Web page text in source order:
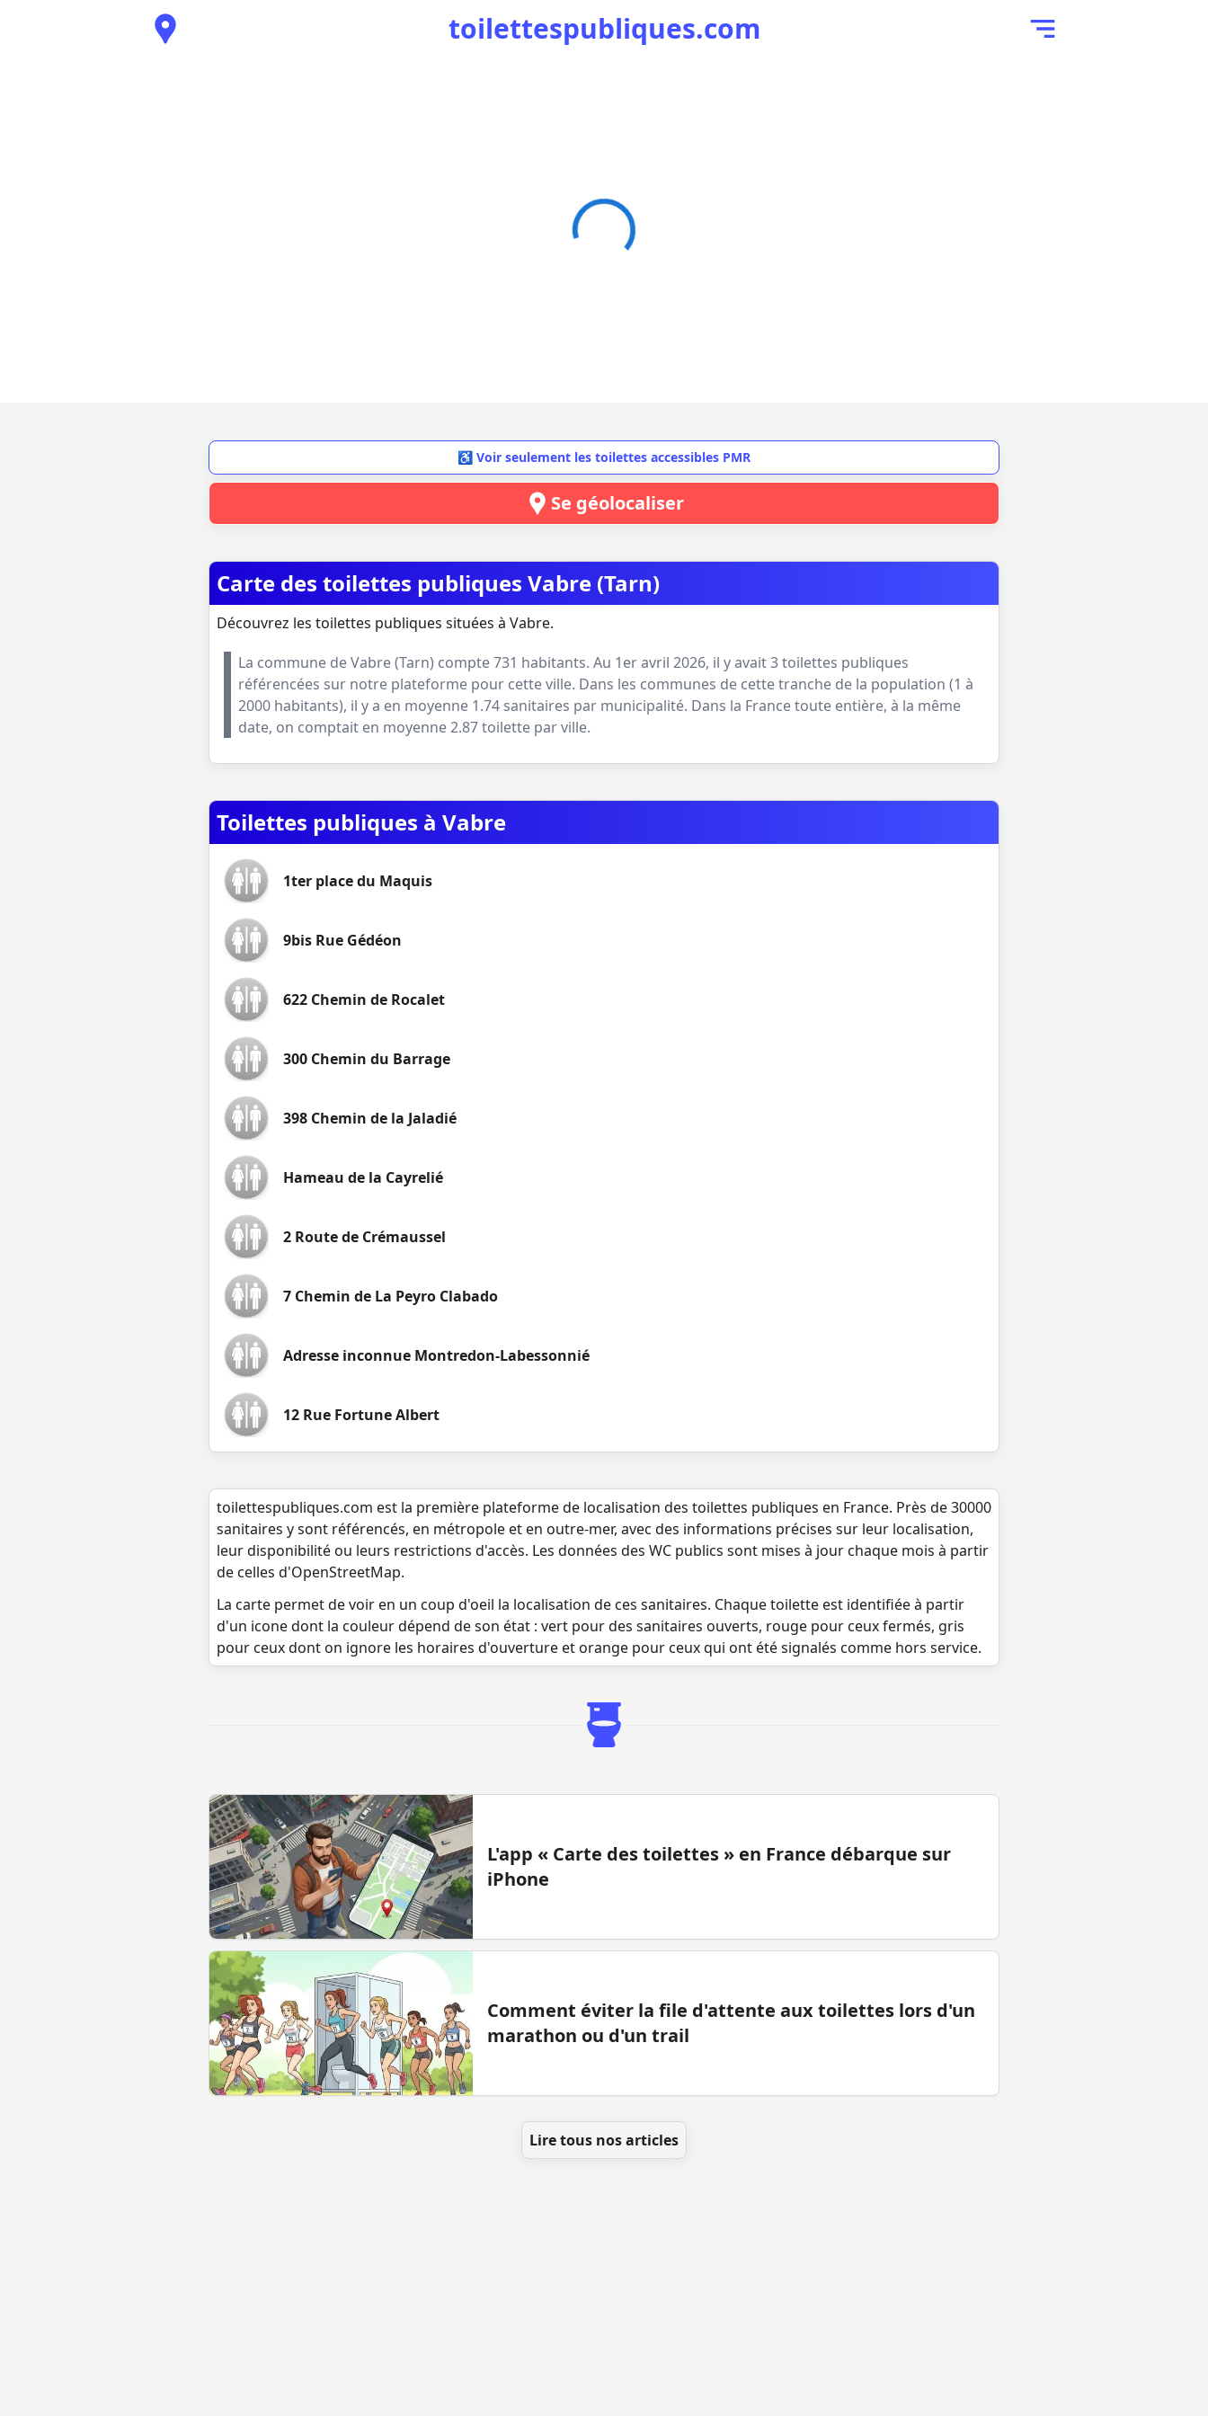
toilettespubliques.com
♿ Voir seulement les toilettes accessibles PMR
Se géolocaliser
Carte des toilettes publiques Vabre (Tarn)
Découvrez les toilettes publiques situées à Vabre.
La commune deVabre(Tarn) compte731 habitants. Au 1er avril 2026, il y avait3toilettes publiques
référencées sur notre plateforme pour cette ville. Dans les communes de cette tranche de la population (1 à
2000 habitants), il y a en moyenne 1.74 sanitaires par municipalité. Dans la France toute entière, à la même
date, on comptait en moyenne2.87toilette par ville.
Toilettes publiques à Vabre
1ter place du Maquis
9bis Rue Gédéon
622 Chemin de Rocalet
300 Chemin du Barrage
398 Chemin de la Jaladié
Hameau de la Cayrelié
2 Route de Crémaussel
7 Chemin de La Peyro Clabado
Adresse inconnue Montredon-Labessonnié
12 Rue Fortune Albert
toilettespubliques.com est la première plateforme de localisation des toilettes publiques en France. Près de 30000
sanitaires y sont référencés, en métropole et en outre-mer, avec des informations précises sur leur localisation,
leur disponibilité ou leurs restrictions d'accès. Les données des WC publics sont mises à jour chaque mois à partir
de celles d'OpenStreetMap.
La carte permet de voir en un coup d'oeil la localisation de ces sanitaires. Chaque toilette est identifiée à partir
d'un icone dont la couleur dépend de son état : vert pour des sanitaires ouverts, rouge pour ceux fermés, gris
pour ceux dont on ignore les horaires d'ouverture et orange pour ceux qui ont été signalés comme hors service.
L'app « Carte des toilettes » en France débarque sur
iPhone
Comment éviter la file d'attente aux toilettes lors d'un
marathon ou d'un trail
Lire tous nos articles